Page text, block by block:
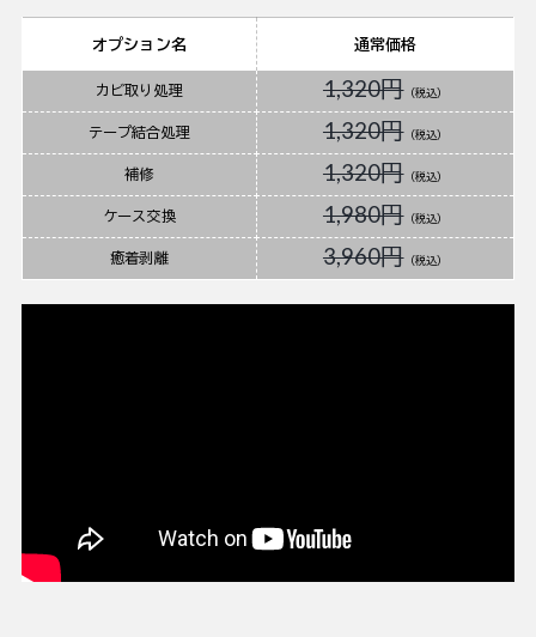
オプション名 通常価格
カビ取り処理 1,320円（税込）
テープ結合処理 1,320円（税込）
補修 1,320円（税込）
ケース交換 1,980円（税込）
癒着剥離 3,960円（税込）